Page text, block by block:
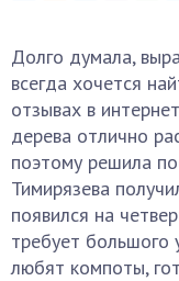
Долго думала,
всегда хочется
отзывах в
дерева отлично
поэтому решила
Тимирязева
появился на
требует большого
любят компоты,